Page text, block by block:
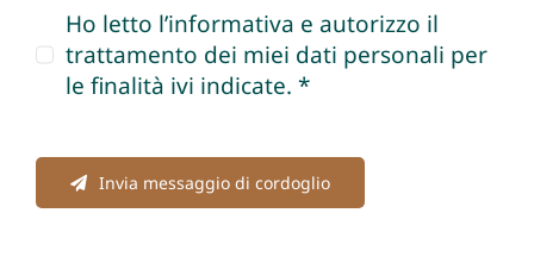
Ho letto l’informativa e autorizzo il
trattamento dei miei dati personali per
le finalità ivi indicate. *
Invia messaggio di cordoglio